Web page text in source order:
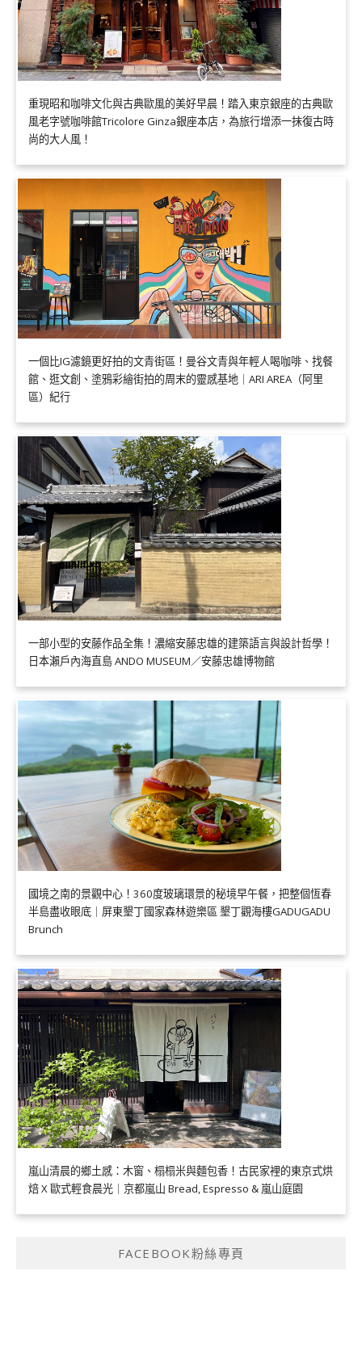
重現昭和咖啡文化與古典歐風的美好早晨！踏入東京銀座的古典歐
風老字號咖啡館Tricolore Ginza銀座本店，為旅行增添一抹復古時
尚的大人風！
一個比IG濾鏡更好拍的文青街區！曼谷文青與年輕人喝咖啡、找餐
館、逛文創、塗鴉彩繪街拍的周末的靈感基地｜ARI AREA（阿里
區）紀行
一部小型的安藤作品全集！濃縮安藤忠雄的建築語言與設計哲學！
日本瀨戶內海直島 ANDO MUSEUM／安藤忠雄博物館
國境之南的景觀中心！360度玻璃環景的秘境早午餐，把整個恆春
半島盡收眼底｜屏東墾丁國家森林遊樂區 墾丁觀海樓GADUGADU
Brunch
嵐山清晨的鄉土感：木窗、榻榻米與麵包香！古民家裡的東京式烘
焙 X 歐式輕食晨光｜京都嵐山 Bread, Espresso & 嵐山庭園
FACEBOOK粉絲專頁